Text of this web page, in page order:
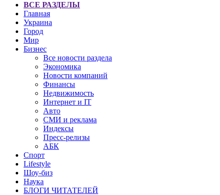
ВСЕ РАЗДЕЛЫ
Главная
Украина
Город
Мир
Бизнес
Все новости раздела
Экономика
Новости компаний
Финансы
Недвижимость
Интернет и IT
Авто
СМИ и реклама
Индексы
Пресс-релизы
АБК
Спорт
Lifestyle
Шоу-биз
Наука
БЛОГИ ЧИТАТЕЛЕЙ